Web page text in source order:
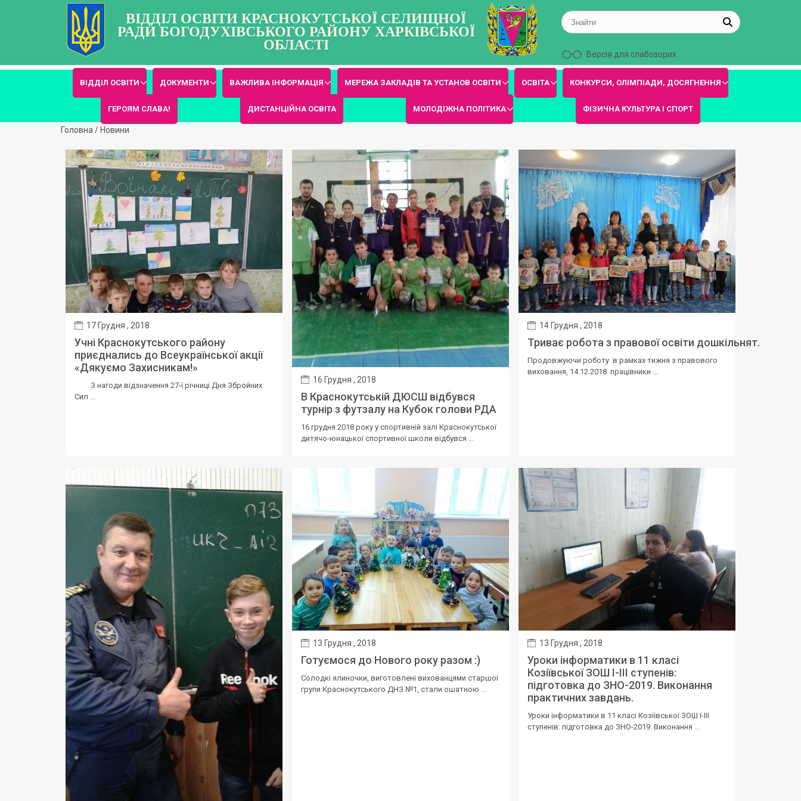
ВІДДІЛ ОСВІТИ КРАСНОКУТСЬКОЇ СЕЛИЩНОЇ
РАДИ БОГОДУХІВСЬКОГО РАЙОНУ ХАРКІВСЬКОЇ
ОБЛАСТІ
Версія для слабозорих
ВІДДІЛ ОСВІТИ ДОКУМЕНТИ ВАЖЛИВА ІНФОРМАЦІЯ МЕРЕЖА ЗАКЛАДІВ ТА УСТАНОВ ОСВІТИ ОСВІТА КОНКУРСИ, ОЛІМПІАДИ, ДОСЯГНЕННЯ
ГЕРОЯМ СЛАВА! ДИСТАНЦІЙНА ОСВІТА МОЛОДІЖНА ПОЛІТИКА ФІЗИЧНА КУЛЬТУРА І СПОРТ
Головна / Новини
17 Грудня , 2018
Учні Краснокутського району
приєднались до Всеукраїнської акції
«Дякуємо Захисникам!»
З нагоди відзначення 27-ї річниці Дня Збройних
Сил ...
16 Грудня , 2018
В Краснокутській ДЮСШ відбувся
турнір з футзалу на Кубок голови РДА
16 грудня 2018 року у спортивній залі Краснокутської
дитячо-юнацької спортивної школи відбувся ...
14 Грудня , 2018
Триває робота з правової освіти дошкільнят.
Продовжуючи роботу в рамках тижня з правового
виховання, 14.12.2018 працівники ...
13 Грудня , 2018
Готуємося до Нового року разом :)
Солодкі ялиночки, виготовлені вихованцями старшої
групи Краснокутського ДНЗ №1, стали ошатною ...
13 Грудня , 2018
Уроки інформатики в 11 класі
Козіївської ЗОШ І-ІІІ ступенів:
підготовка до ЗНО-2019. Виконання
практичних завдань.
Уроки інформатики в 11 класі Козіївської ЗОШ І-ІІІ
ступенів: підготовка до ЗНО-2019. Виконання ...